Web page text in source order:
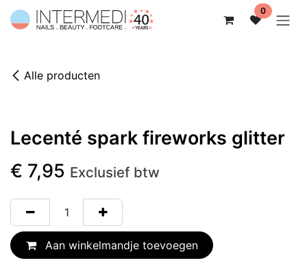
Overslaan naar inhoud 0
Alle producten
Lecenté spark fireworks glitter
€ 7,95 Exclusief btw
Aan winkelmandje toevoegen